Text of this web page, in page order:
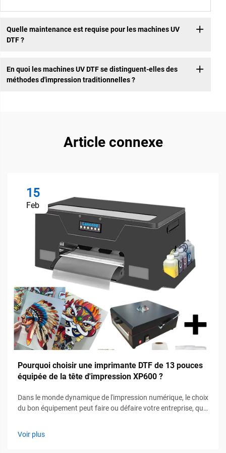
Quelle maintenance est requise pour les machines UV
DTF ?
En quoi les machines UV DTF se distinguent-elles des
méthodes d'impression traditionnelles ?
Article connexe
15
Feb
Pourquoi choisir une imprimante DTF de 13 pouces
équipée de la tête d'impression XP600 ?
Dans le monde dynamique de l'impression numérique, le choix
du bon équipement peut faire ou défaire votre entreprise, qu’il
vaste gamme d’imprimantes disponibles, la 13...
Voir plus